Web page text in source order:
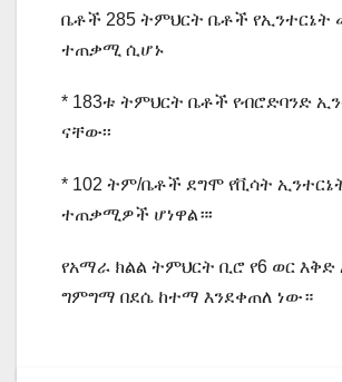
ቤቶች 285 ትምህርት ቤቶች የኢንተርኔት
ተጠቃሚ ሲሆኑ
* 183ቱ ትምህርት ቤቶች የብሮድባንድ
ናቸው፡፡
* 102 ትም/ቤቶች ደግሞ የቪሳት
ተጠቃሚዎች ሆነዋል።፡
የአማራ ክልል ትምህርት ቢሮ የ6 ወር እቅድ
ግምግማ በደሴ ከተማ እንደቀጠለ ነው።